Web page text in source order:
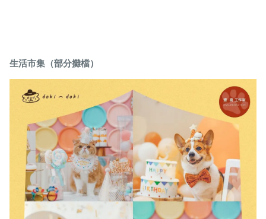
生活市集（部分攤檔）